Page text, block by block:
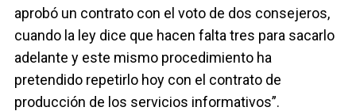
aprobó un contrato con el voto de dos consejeros,
cuando la ley dice que hacen falta tres para sacarlo
adelante y este mismo procedimiento ha
pretendido repetirlo hoy con el contrato de
producción de los servicios informativos”.